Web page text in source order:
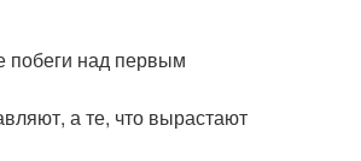
побеги над первым
а те, что вырастают